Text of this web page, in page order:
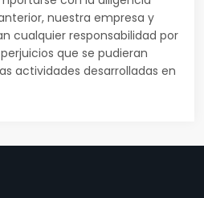
nuestra empresa y
cualquier responsabilidad por
que se pudieran
actividades desarrolladas en